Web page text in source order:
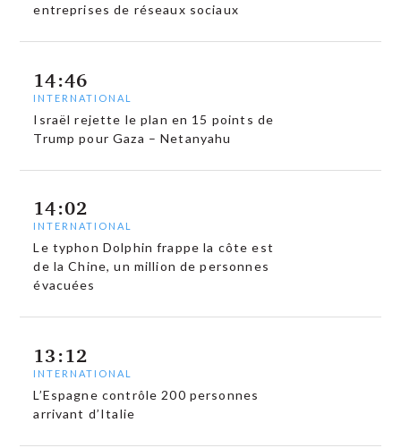
entreprises de réseaux sociaux
14:46
INTERNATIONAL
Israël rejette le plan en 15 points de
Trump pour Gaza – Netanyahu
14:02
INTERNATIONAL
Le typhon Dolphin frappe la côte est
de la Chine, un million de personnes
évacuées
13:12
INTERNATIONAL
L’Espagne contrôle 200 personnes
arrivant d’Italie